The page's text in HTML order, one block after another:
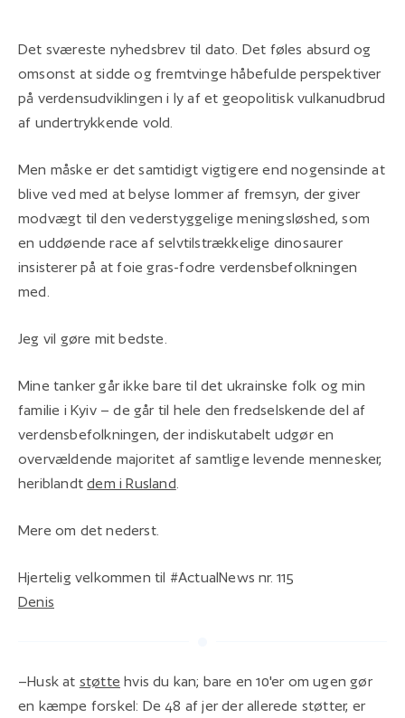
Det sværeste nyhedsbrev til dato. Det føles absurd og
omsonst at sidde og fremtvinge håbefulde perspektiver
på verdensudviklingen i ly af et geopolitisk vulkanudbrud
af undertrykkende vold.
Men måske er det samtidigt vigtigere end nogensinde at
blive ved med at belyse lommer af fremsyn, der giver
modvægt til den vederstyggelige meningsløshed, som
en uddøende race af selvtilstrækkelige dinosaurer
insisterer på at foie gras-fodre verdensbefolkningen
med.
Jeg vil gøre mit bedste.
Mine tanker går ikke bare til det ukrainske folk og min
familie i Kyiv – de går til hele den fredselskende del af
verdensbefolkningen, der indiskutabelt udgør en
overvældende majoritet af samtlige levende mennesker,
heriblandtdem i Rusland
Mere om det nederst.
Hjertelig velkommen til #ActualNews nr. 115
Denis
–Husk at støtte hvis du kan; bare en 10'er om ugen gør
en kæmpe forskel: De 48 af jer der allerede støtter, er